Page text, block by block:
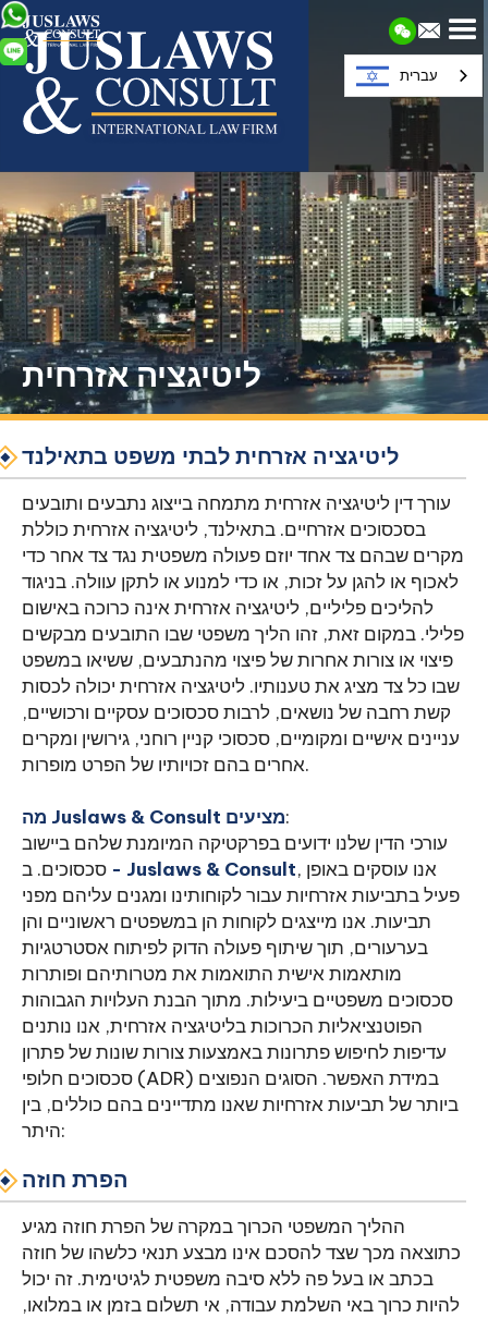
ליטיגציה אזרחית
ליטיגציה אזרחית לבתי משפט בתאילנד
עורך דין ליטיגציה אזרחית מתמחה בייצוג נתבעים ותובעים
בסכסוכים אזרחיים. בתאילנד, ליטיגציה אזרחית כוללת
מקרים שבהם צד אחד יוזם פעולה משפטית נגד צד אחר כדי
לאכוף או להגן על זכות, או כדי למנוע או לתקן עוולה. בניגוד
להליכים פליליים, ליטיגציה אזרחית אינה כרוכה באישום
פלילי. במקום זאת, זהו הליך משפטי שבו התובעים מבקשים
פיצוי או צורות אחרות של פיצוי מהנתבעים, ששיאו במשפט
שבו כל צד מציג את טענותיו. ליטיגציה אזרחית יכולה לכסות
קשת רחבה של נושאים, לרבות סכסוכים עסקיים ורכושיים,
עניינים אישיים ומקומיים, סכסוכי קניין רוחני, גירושין ומקרים
אחרים בהם זכויותיו של הפרט מופרות.
מה Juslaws & Consult מציעים:
עורכי הדין שלנו ידועים בפרקטיקה המיומנת שלהם ביישוב
- Juslaws & Consult, אנו עוסקים באופן
פעיל בתביעות אזרחיות עבור לקוחותינו ומגנים עליהם מפני
תביעות. אנו מייצגים לקוחות הן במשפטים ראשוניים והן
בערעורים, תוך שיתוף פעולה הדוק לפיתוח אסטרטגיות
מותאמות אישית התואמות את מטרותיהם ופותרות
סכסוכים משפטיים ביעילות. מתוך הבנת העלויות הגבוהות
הפוטנציאליות הכרוכות בליטיגציה אזרחית, אנו נותנים
עדיפות לחיפוש פתרונות באמצעות צורות שונות של פתרון
סכסוכים חלופי (ADR) במידת האפשר. הסוגים הנפוצים
ביותר של תביעות אזרחיות שאנו מתדיינים בהם כוללים, בין
היתר:
ההליך המשפטי הכרוך במקרה של הפרת חוזה מגיע
כתוצאה מכך שצד להסכם אינו מבצע תנאי כלשהו של חוזה
בכתב או בעל פה ללא סיבה משפטית לגיטימית. זה יכול
להיות כרוך באי השלמת עבודה, אי תשלום בזמן או במלואו,
עברית